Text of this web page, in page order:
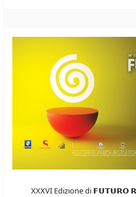
XXXVI Edizione di 𝗙𝗨𝗧𝗨𝗥𝗢